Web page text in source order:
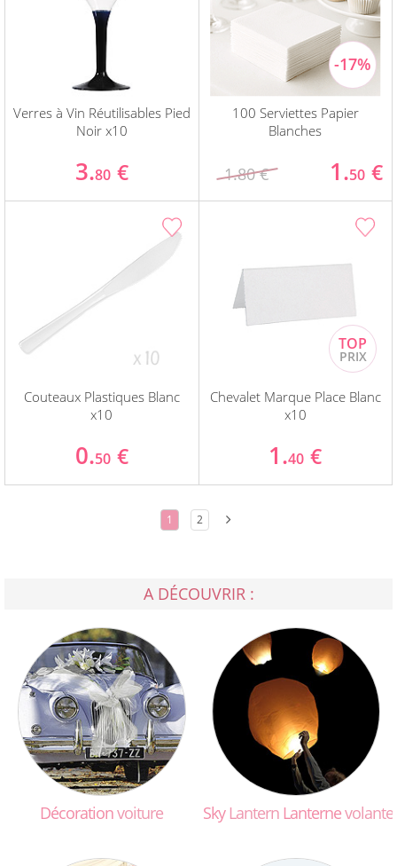
Verres à Vin Réutilisables Pied
Noir x10
3.80 €
100 Serviettes Papier
Blanches
1.80 € 1.50 €
Couteaux Plastiques Blanc
x10
0.50 €
Chevalet Marque Place Blanc
x10
1.40 €
1 2
A DÉCOUVRIR :
Décorationvoiture SkyLantern Lanternevolante